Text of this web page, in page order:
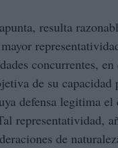
resulta
concurrentes, en
de su capacidad
defensa legitima
representatividad,
de